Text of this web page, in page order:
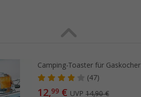
Camping-Toaster für Gaskocher
(47)
12,99 € UVP14,90 €